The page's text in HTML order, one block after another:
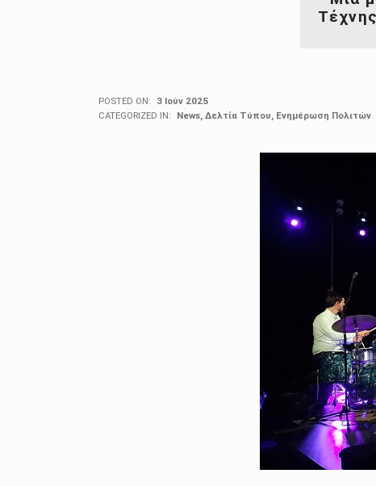
POSTED ON:
3 Ιούν 2025
CATEGORIZED IN:
News,Δελτία Τύπου, Ενημέρωση Πολιτών